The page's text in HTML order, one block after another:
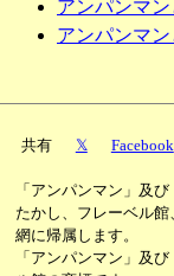
アンパンマ
アンパンマ
共有 𝕏 Facebook
「アンパンマン」及
たかし、フレーベル
網に帰属します。
「アンパンマン」及